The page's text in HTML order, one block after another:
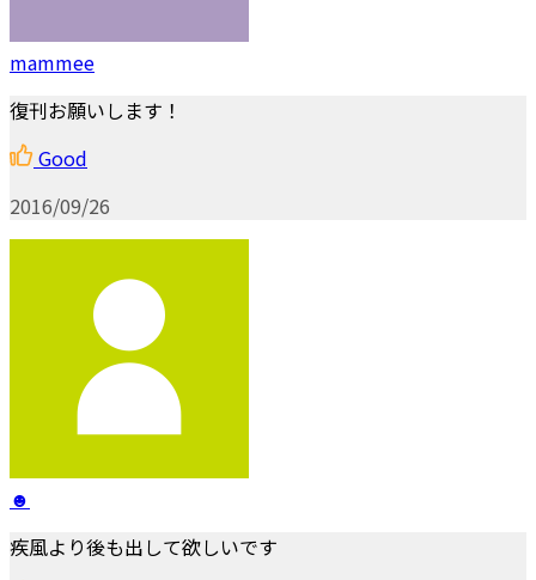
mammee
復刊お願いします！
Good
2016/09/26
☻
疾風より後も出して欲しいです